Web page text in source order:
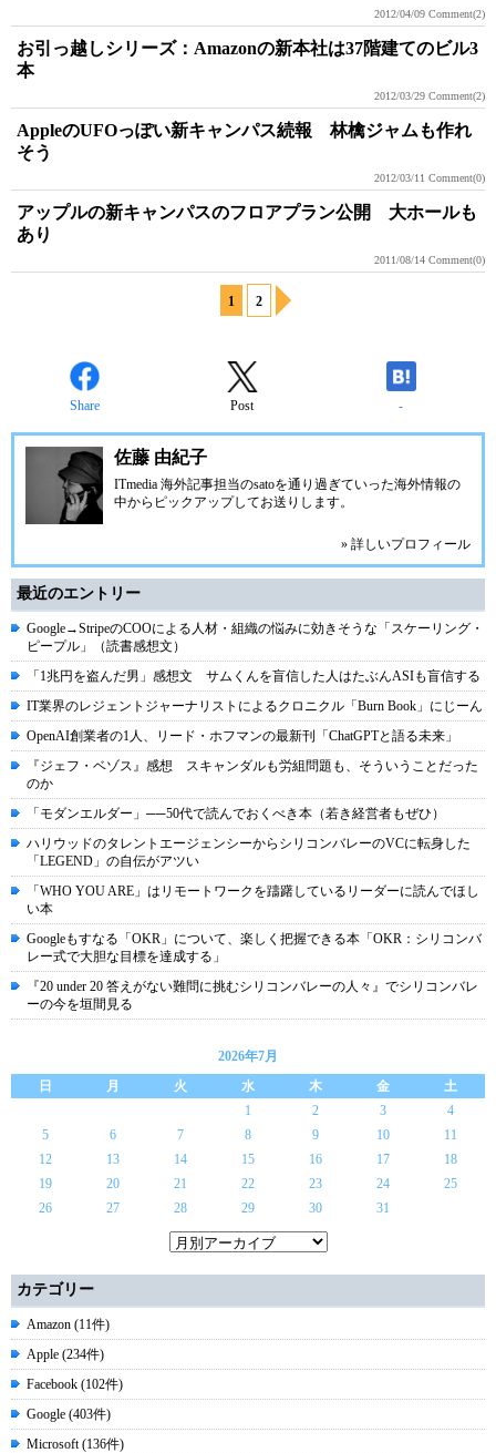
2012/04/09 Comment(2)
お引っ越しシリーズ：Amazonの新本社は37階建てのビル3
本
2012/03/29 Comment(2)
AppleのUFOっぽい新キャンパス続報 林檎ジャムも作れ
そう
2012/03/11 Comment(0)
アップルの新キャンパスのフロアプラン公開 大ホールも
あり
2011/08/14 Comment(0)
1 2
Share Post -
佐藤 由紀子
ITmedia 海外記事担当のsatoを通り過ぎていった海外情報の
中からピックアップしてお送りします。
» 詳しいプロフィール
最近のエントリー
Google→StripeのCOOによる人材・組織の悩みに効きそうな「スケーリング・
ピープル」（読書感想文）
「1兆円を盗んだ男」感想文 サムくんを盲信した人はたぶんASIも盲信する
IT業界のレジェントジャーナリストによるクロニクル「Burn Book」にじーん
OpenAI創業者の1人、リード・ホフマンの最新刊「ChatGPTと語る未来」
『ジェフ・ベゾス』感想 スキャンダルも労組問題も、そういうことだった
のか
「モダンエルダー」──50代で読んでおくべき本（若き経営者もぜひ）
ハリウッドのタレントエージェンシーからシリコンバレーのVCに転身した
「LEGEND」の自伝がアツい
「WHO YOU ARE」はリモートワークを躊躇しているリーダーに読んでほし
い本
Googleもすなる「OKR」について、楽しく把握できる本「OKR：シリコンバ
レー式で大胆な目標を達成する」
『20 under 20 答えがない難問に挑むシリコンバレーの人々』でシリコンバレ
ーの今を垣間見る
2026年7月
日
月 火 水 木 金
土
1
2 3
4
5
6 7 8 9 10
11
12
13 14 15 16 17
18
19
20 21 22 23 24
25
26
27 28 29 30 31
カテゴリー
Amazon (11件)
Apple (234件)
Facebook (102件)
Google (403件)
Microsoft (136件)